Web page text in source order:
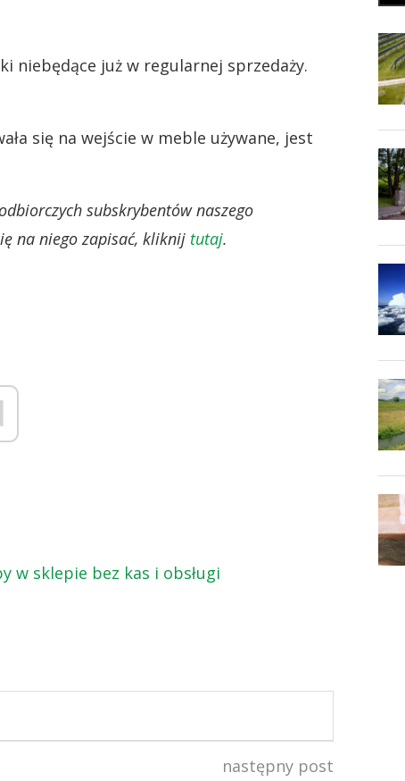
niebędące już w regularnej sprzedaży.
się na wejście w meble używane, jest
subskrybentów naszego
na niego zapisać, kliknij tutaj.
w sklepie bez kas i obsługi
następny post